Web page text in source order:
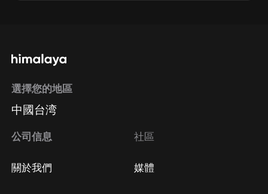
選擇您的地區
中國台湾
公司信息
關於我們
社區
媒體